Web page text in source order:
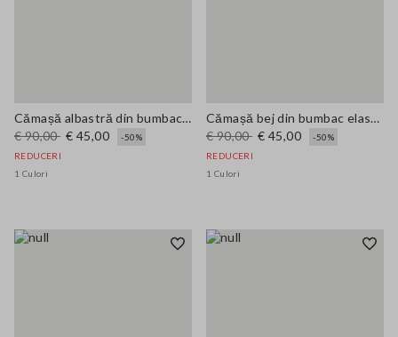
Cămașă albastră din bumbac elastic cu dungi, regular fit
€ 90,00 € 45,00
-50%
REDUCERI
1 Culori
Cămașă bej din bumbac elastic regular fit cu guler
€ 90,00 € 45,00
-50%
REDUCERI
1 Culori